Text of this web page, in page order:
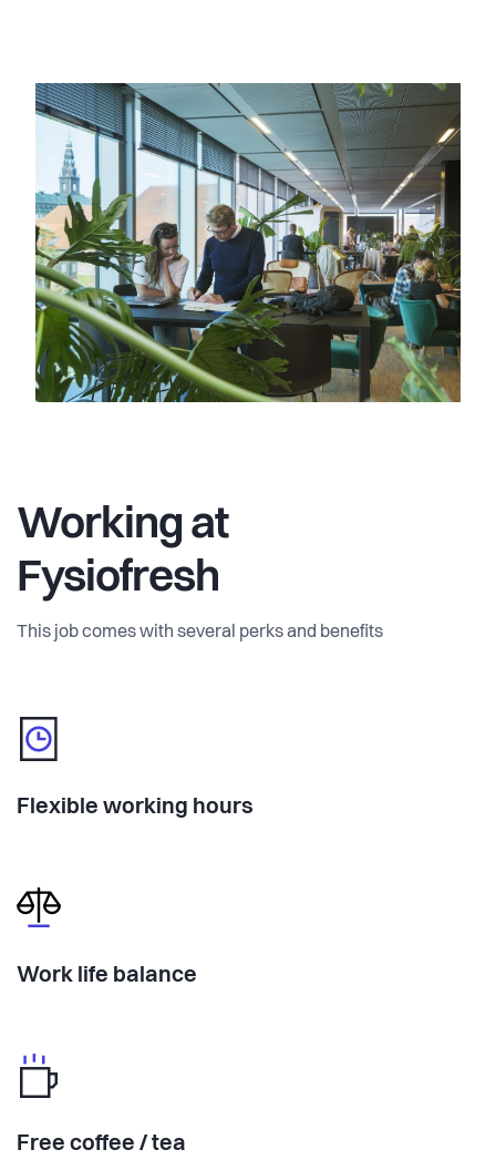
Working at
Fysiofresh
This job comes with several perks and benefits
Flexible working hours
Work life balance
Free coffee / tea